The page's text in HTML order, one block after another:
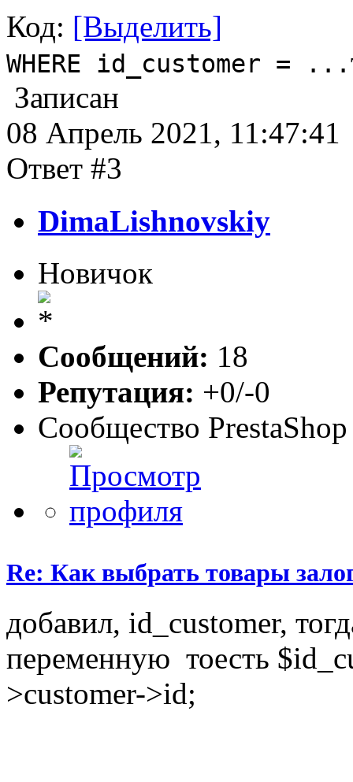
Код: [Выделить]
WHERE id_customer = ...
Записан
08 Апрель 2021, 11:47:41
Ответ #3
DimaLishnovskiy
Новичок
Сообщений: 18
Репутация: +0/-0
Сообщество PrestaShop
Re: Как выбрать товары
добавил, id_customer,
переменную тоесть
>customer->id;